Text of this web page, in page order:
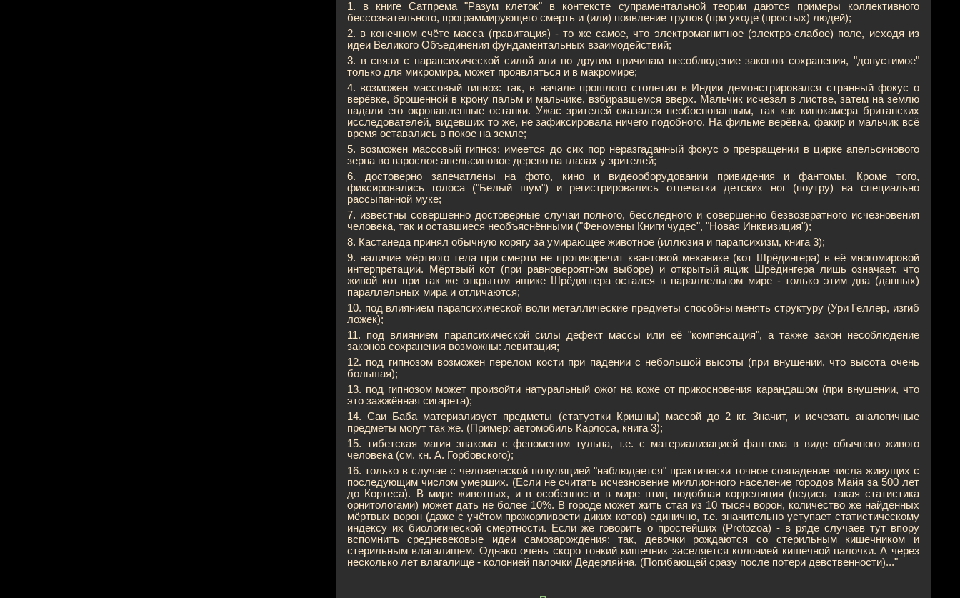
1. в книге Сатпрема "Разум клеток" в контексте супраментальной теории даются примеры коллективного
бессознательного, программирующего смерть и (или) появление трупов (при уходе (простых) людей);
2. в конечном счёте масса (гравитация) - то же самое, что электромагнитное (электро-слабое) поле, исходя из
идеи Великого Объединения фундаментальных взаимодействий;
3. в связи с парапсихической силой или по другим причинам несоблюдение законов сохранения, "допустимое"
только для микромира, может проявляться и в макромире;
4. возможен массовый гипноз: так, в начале прошлого столетия в Индии демонстрировался странный фокус о
верёвке, брошенной в крону пальм и мальчике, взбиравшемся вверх. Мальчик исчезал в листве, затем на землю
падали его окровавленные останки. Ужас зрителей оказался необоснованным, так как кинокамера британских
исследователей, видевших то же, не зафиксировала ничего подобного. На фильме верёвка, факир и мальчик всё
время оставались в покое на земле;
5. возможен массовый гипноз: имеется до сих пор неразгаданный фокус о превращении в цирке апельсинового
зерна во взрослое апельсиновое дерево на глазах у зрителей;
6. достоверно запечатлены на фото, кино и видеооборудовании привидения и фантомы. Кроме того,
фиксировались голоса ("Белый шум") и регистрировались отпечатки детских ног (поутру) на специально
рассыпанной муке;
7. известны совершенно достоверные случаи полного, бесследного и совершенно безвозвратного исчезновения
человека, так и оставшиеся необъяснёнными ("Феномены Книги чудес", "Новая Инквизиция");
8. Кастанеда принял обычную корягу за умирающее животное (иллюзия и парапсихизм, книга 3);
9. наличие мёртвого тела при смерти не противоречит квантовой механике (кот Шрёдингера) в её многомировой
интерпретации. Мёртвый кот (при равновероятном выборе) и открытый ящик Шрёдингера лишь означает, что
живой кот при так же открытом ящике Шрёдингера остался в параллельном мире - только этим два (данных)
параллельных мира и отличаются;
10. под влиянием парапсихической воли металлические предметы способны менять структуру (Ури Геллер, изгиб
ложек);
11. под влиянием парапсихической силы дефект массы или её "компенсация", а также закон несоблюдение
законов сохранения возможны: левитация;
12. под гипнозом возможен перелом кости при падении с небольшой высоты (при внушении, что высота очень
большая);
13. под гипнозом может произойти натуральный ожог на коже от прикосновения карандашом (при внушении, что
это зажжённая сигарета);
14. Саи Баба материализует предметы (статуэтки Кришны) массой до 2 кг. Значит, и исчезать аналогичные
предметы могут так же. (Пример: автомобиль Карлоса, книга 3);
15. тибетская магия знакома с феноменом тульпа, т.е. с материализацией фантома в виде обычного живого
человека (см. кн. А. Горбовского);
16. только в случае с человеческой популяцией "наблюдается" практически точное совпадение числа живущих с
последующим числом умерших. (Если не считать исчезновение миллионного население городов Майя за 500 лет
до Кортеса). В мире животных, и в особенности в мире птиц подобная корреляция (ведись такая статистика
орнитологами) может дать не более 10%. В городе может жить стая из 10 тысяч ворон, количество же найденных
мёртвых ворон (даже с учётом прожорливости диких котов) единично, т.е. значительно уступает статистическому
индексу их биологической смертности. Если же говорить о простейших (Protozoa) - в ряде случаев тут впору
вспомнить средневековые идеи самозарождения: так, девочки рождаются со стерильным кишечником и
стерильным влагалищем. Однако очень скоро тонкий кишечник заселяется колонией кишечной палочки. А через
несколько лет влагалище - колонией палочки Дёдерляйна. (Погибающей сразу после потери девственности)..."